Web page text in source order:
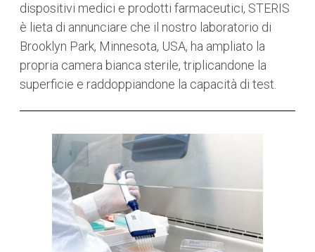
dispositivi medici e prodotti farmaceutici, STERIS
è lieta di annunciare che il nostro laboratorio di
Brooklyn Park, Minnesota, USA, ha ampliato la
propria camera bianca sterile, triplicandone la
superficie e raddoppiandone la capacità di test.